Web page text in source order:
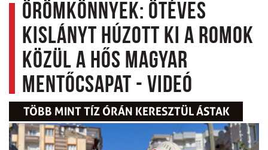
Örömkönnyek: ötéves
kislányt húzott ki a romok
közül a hős magyar
mentőcsapat - videó
TÖBB MINT TÍZ ÓRÁN KERESZTÜL ÁSTAK